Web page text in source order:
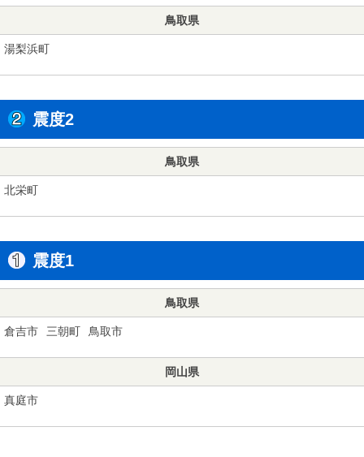
鳥取県
湯梨浜町
震度2
鳥取県
北栄町
震度1
鳥取県
倉吉市 三朝町 鳥取市
岡山県
真庭市